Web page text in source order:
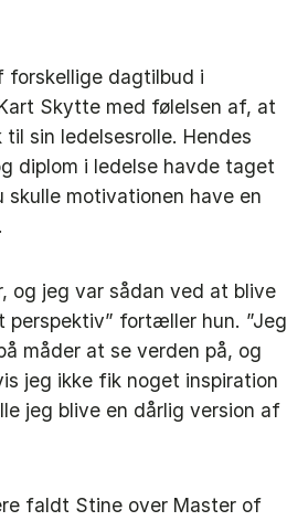
forskellige dagtilbud i
Skytte med følelsen af, at
sin ledelsesrolle. Hendes
diplom i ledelse havde taget
skulle motivationen have en
og jeg var sådan ved at blive
fortæller hun. ”Jeg
måder at se verden på, og
jeg ikke fik noget inspiration
jeg blive en dårlig version af
faldt Stine over Master of